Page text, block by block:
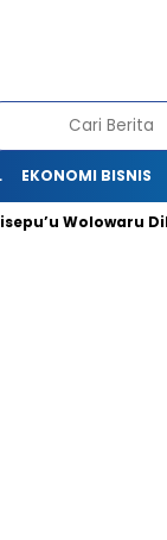
EKONOMI BISNIS
Wolowaru